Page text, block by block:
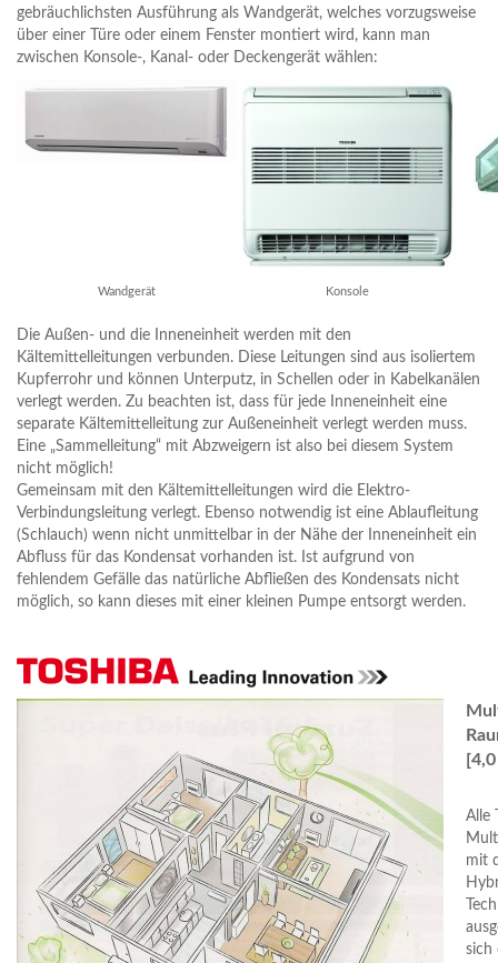
gebräuchlichsten Ausführung als Wandgerät, welches vorzugsweise
über einer Türe oder einem Fenster montiert wird, kann man
zwischen Konsole-, Kanal- oder Deckengerät wählen:
Wandgerät Konsole
Die Außen- und die Inneneinheit werden mit den
Kältemittelleitungen verbunden. Diese Leitungen sind aus isoliertem
Kupferrohr und können Unterputz, in Schellen oder in Kabelkanälen
verlegt werden. Zu beachten ist, dass für jede Inneneinheit eine
separate Kältemittelleitung zur Außeneinheit verlegt werden muss.
Eine „Sammelleitung“ mit Abzweigern ist also bei diesem System
nicht möglich!
Gemeinsam mit den Kältemittelleitungen wird die Elektro-
Verbindungsleitung verlegt. Ebenso notwendig ist eine Ablaufleitung
(Schlauch) wenn nicht unmittelbar in der Nähe der Inneneinheit ein
Abfluss für das Kondensat vorhanden ist. Ist aufgrund von
fehlendem Gefälle das natürliche Abfließen des Kondensats nicht
möglich, so kann dieses mit einer kleinen Pumpe entsorgt werden.
Alle
mit
sich